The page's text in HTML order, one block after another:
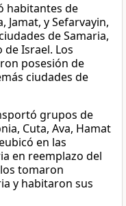
habitantes de
Jamat, y Sefarvayin,
de Samaria,
Israel. Los
posesión de
ciudades de
grupos de
Cuta, Ava, Hamat
en las
en reemplazo del
tomaron
y habitaron sus